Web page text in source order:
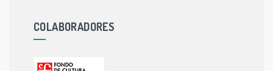
COLABORADORES